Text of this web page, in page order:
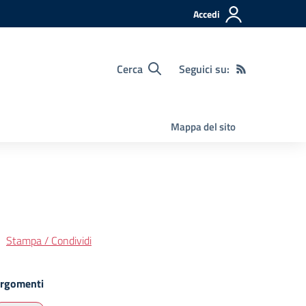
Accedi
Cerca Seguici su:
Mappa del sito
Stampa / Condividi